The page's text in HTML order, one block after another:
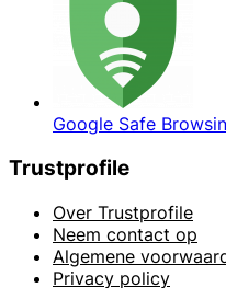
Google Safe
Trustprofile
Over Trustprofile
Neem contact op
Algemene
Privacy policy